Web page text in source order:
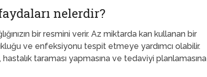
nelerdir?
bir resmini verir. Az miktarda kan kullanan bir
ve enfeksiyonu tespit etmeye yardımcı olabilir.
hastalık taraması yapmasına ve tedaviyi planlamasına